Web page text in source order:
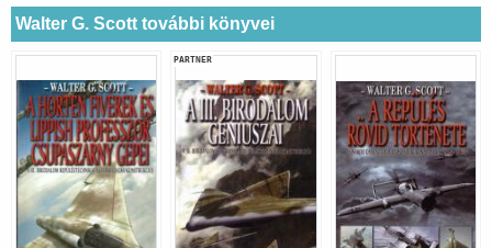
Walter G. Scott további könyvei
PARTNER